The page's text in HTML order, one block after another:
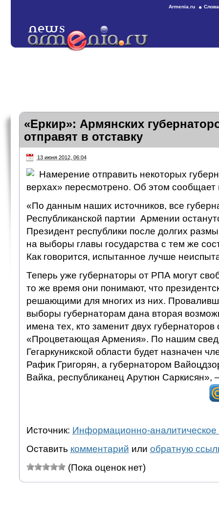
Armenia.ru
«Еркир»: Армянских
отправят в отставку
13 июня 2012, 06:04
Намерение отправить некоторых
верхах» пересмотрено. Об этом сообщает
«По данным наших источников, все
Республиканской партии Армении
Президент республики после долгих
на выборы главы государства с тем же
Как говорится, испытанное лучше
Теперь уже губернаторы от РПА могут
то же время они понимают, что
решающими для многих из них.
выборы губернаторам дана вторая
имена тех, кто заменит двух губернаторов
«Процветающая Армения». По нашим
Гегаркуникской области будет назначен
Рафик Григорян, а губернатором
Вайка, республиканец Арутюн Саркисян»,
Источник: Информационно-аналитическое
Оставить комментарий или обратную
(Пока оценок нет)